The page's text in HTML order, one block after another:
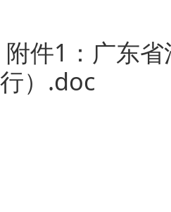
附件1：广东
）.doc